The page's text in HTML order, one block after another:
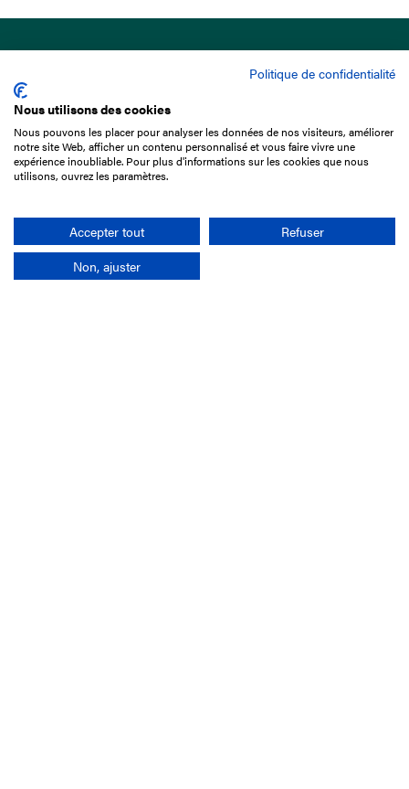
15 Boulevard de Douaumont
75017 Paris
01 49 10 20 29
Rechercher
Politique de confidentialité
Nous utilisons des cookies
Nous pouvons les placer pour analyser les données de nos visiteurs, améliorer
notre site Web, afficher un contenu personnalisé et vous faire vivre une
expérience inoubliable. Pour plus d'informations sur les cookies que nous
utilisons, ouvrez les paramètres.
Accepter tout
Refuser
Non, ajuster